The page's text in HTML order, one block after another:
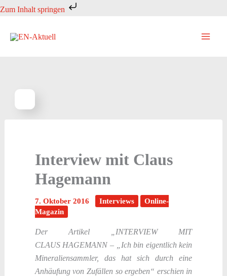
Zum Inhalt springen
Zum
springen
Interview mit Claus
Hagemann
7. Oktober 2016 Interviews
Online-
Magazin
Der Artikel „INTERVIEW MIT
CLAUS HAGEMANN – „Ich bin eigentlich kein
Mineraliensammler, das hat sich durch eine
Anhäufung von Zufällen so ergeben“ erschien in